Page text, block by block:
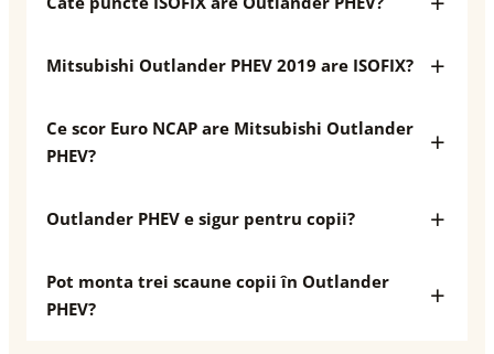
Mitsubishi Outlander PHEV 2019 are ISOFIX?
Ce scor Euro NCAP are Mitsubishi Outlander
PHEV?
Outlander PHEV e sigur pentru copii?
Pot monta trei scaune copii în Outlander
PHEV?